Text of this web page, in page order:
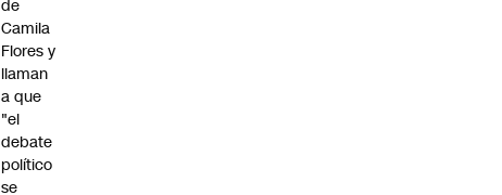
de
Camila
Flores y
llaman
a que
"el
debate
político
se